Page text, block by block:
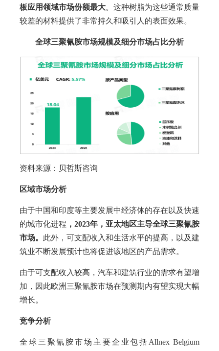
板应用领域市场份额最大。这种树脂为这些通常质量
较差的材料提供了非常持久和吸引人的表面效果。
全球三聚氰胺市场规模及细分市场占比分析
资料来源：贝哲斯咨询
区域市场分析
由于中国和印度等主要发展中经济体的存在以及快速
的城市化进程 ，2023年，亚太地区主导全球三聚氰胺
市场。 此外，可支配收入和生活水平的提高，以及建
筑业不断发展预计也将促进该地区的产品需求。
由于可支配收入较高，汽车和建筑行业的需求有望增
加，因此欧洲三聚氰胺市场在预测期内有望实现大幅
增长。
竞争分析
全球三聚氰胺市场主要企业包括Allnex Belgium